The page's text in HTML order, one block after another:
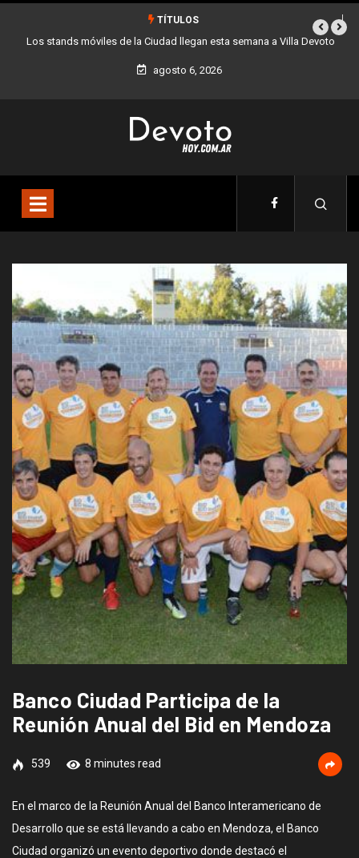
TÍTULOS
Los stands móviles de la Ciudad llegan esta semana a Villa Devoto
agosto 6, 2026
Banco Ciudad Participa de la
Reunión Anual del Bid en Mendoza
539 8 minutes read
En el marco de la Reunión Anual del Banco Interamericano de
Desarrollo que se está llevando a cabo en Mendoza, el Banco
Ciudad organizó un evento deportivo donde destacó el